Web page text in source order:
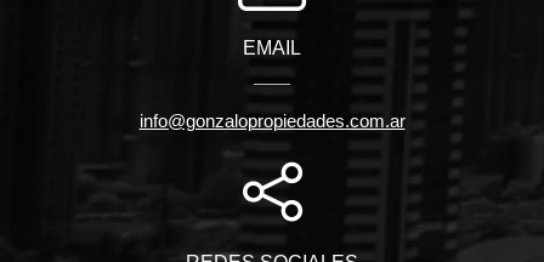
EMAIL
info@gonzalopropiedades.com.ar